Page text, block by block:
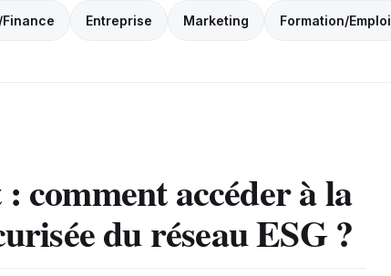
Entreprise Marketing Formation/Emploi
comment accéder à la
du réseau ESG ?